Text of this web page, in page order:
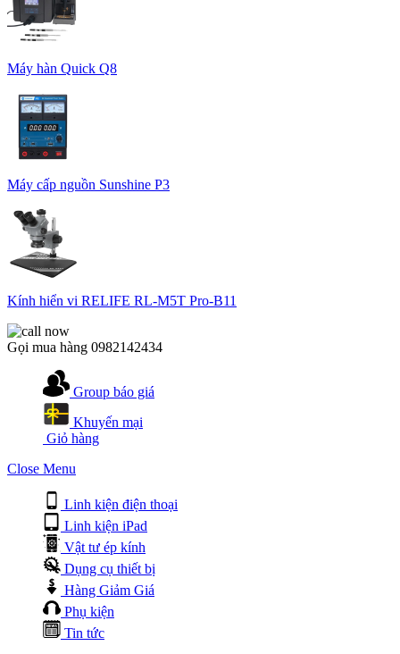
Máy hàn Quick Q8
Máy cấp nguồn Sunshine P3
Kính hiển vi RELIFE RL-M5T Pro-B11
Gọi mua hàng 0982142434
Group báo giá
Khuyến mại
Giỏ hàng
Close Menu
Linh kiện điện thoại
Linh kiện iPad
Vật tư ép kính
Dụng cụ thiết bị
Hàng Giảm Giá
Phụ kiện
Tin tức